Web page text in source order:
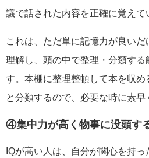
議で話された内容を正確に覚えて
これは、ただ単に記憶力が良いだ
理解し、頭の中で整理・分類す
す。本棚に整理整頓して本を収
と分類するので、必要な時に素早
④集中力が高く物事に没頭す
IQが高い人は、自分が関心を持